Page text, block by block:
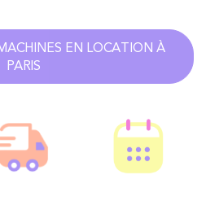
EN LOCATION À
PARIS